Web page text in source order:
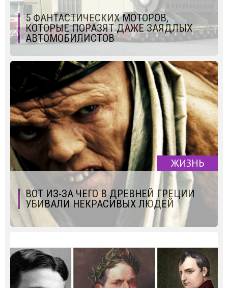
5 ФАНТАСТИЧЕСКИХ МОТОРОВ,
КОТОРЫЕ ПОРАЗЯТ ДАЖЕ ЗАЯДЛЫХ
АВТОМОБИЛИСТОВ
ЖИЗНЬ
ВОТ ИЗ-ЗА ЧЕГО В ДРЕВНЕЙ ГРЕЦИИ
УБИВАЛИ НЕКРАСИВЫХ ЛЮДЕЙ